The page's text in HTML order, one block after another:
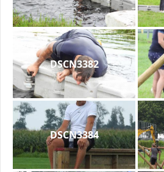
DSCN3382
DSCN3384